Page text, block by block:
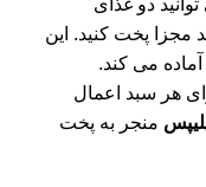
پخت کنید. این
می‌ کند.
هر سبد اعمال
منجر به پخت